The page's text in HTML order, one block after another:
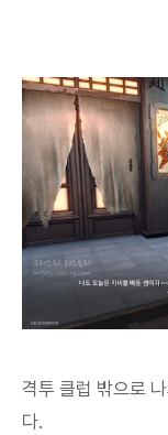
격투 클럽 밖으로
다.